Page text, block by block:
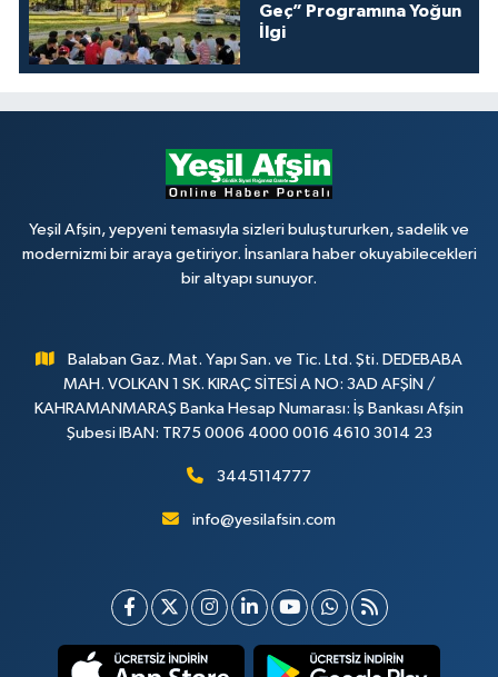
Geç” Programına Yoğun
İlgi
Yeşil Afşin, yepyeni temasıyla sizleri buluştururken, sadelik ve
modernizmi bir araya getiriyor. İnsanlara haber okuyabilecekleri
bir altyapı sunuyor.
Balaban Gaz. Mat. Yapı San. ve Tic. Ltd. Şti. DEDEBABA
MAH. VOLKAN 1 SK. KIRAÇ SİTESİ A NO: 3AD AFŞİN /
KAHRAMANMARAŞ Banka Hesap Numarası: İş Bankası Afşin
Şubesi IBAN: TR75 0006 4000 0016 4610 3014 23
3445114777
info@yesilafsin.com